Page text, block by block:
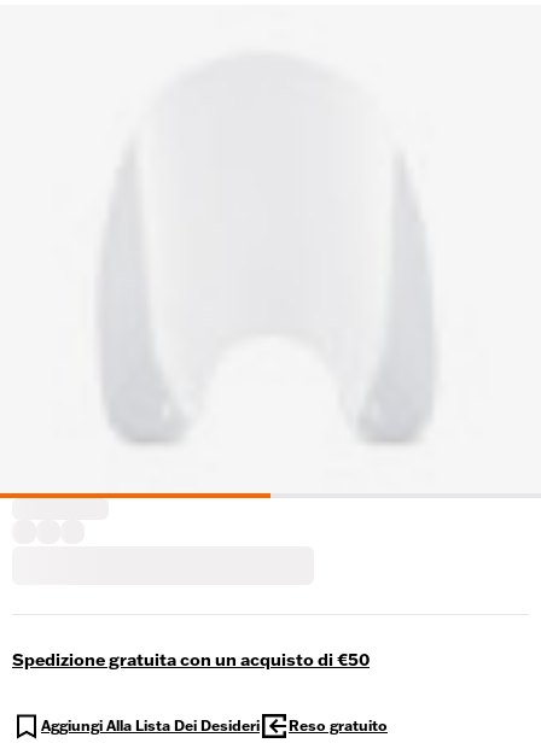
Spedizione gratuita con un acquisto di €50
Aggiungi Alla Lista Dei Desideri Reso gratuito